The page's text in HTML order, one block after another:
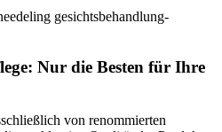
Nur die Besten für Ihre
von renommierten